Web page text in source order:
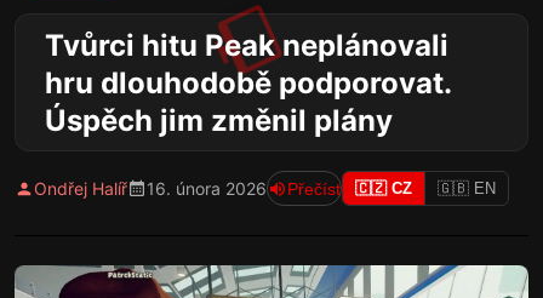
Tvůrci hitu Peak neplánovali
hru dlouhodobě podporovat.
Úspěch jim změnil plány
Ondřej Halíř 16. února 2026 Přečíst 🇨🇿 CZ 🇬🇧 EN